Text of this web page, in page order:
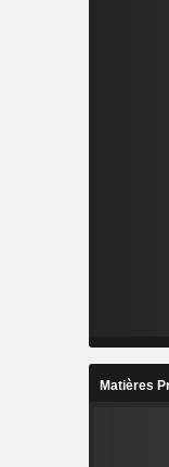
Matières